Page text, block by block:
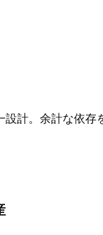
計。余計な依存